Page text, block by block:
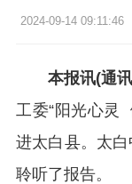
2024-09-14 09:11:46
本报讯(通
工委“阳光心灵
进太白县。太
聆听了报告。